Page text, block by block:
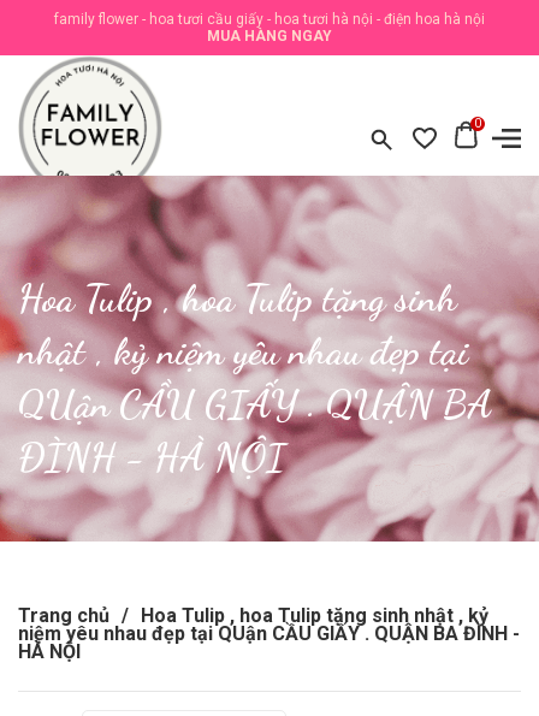
family flower - hoa tươi cầu giấy - hoa tươi hà nội - điện hoa hà nội
MUA HÀNG NGAY
0
Hoa Tulip , hoa Tulip tặng sinh
nhật , kỷ niệm yêu nhau đẹp tại
QUận CẦU GIẤY . QUẬN BA
ĐÌNH - HÀ NỘI
Trang chủ / Hoa Tulip , hoa Tulip tặng sinh nhật , kỷ
niệm yêu nhau đẹp tại QUận CẦU GIẤY . QUẬN BA ĐÌNH -
HÀ NỘI